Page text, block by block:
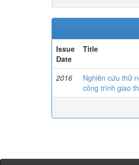
Issue
Date
Title
2016
Nghiên cứu thử
công trình giao